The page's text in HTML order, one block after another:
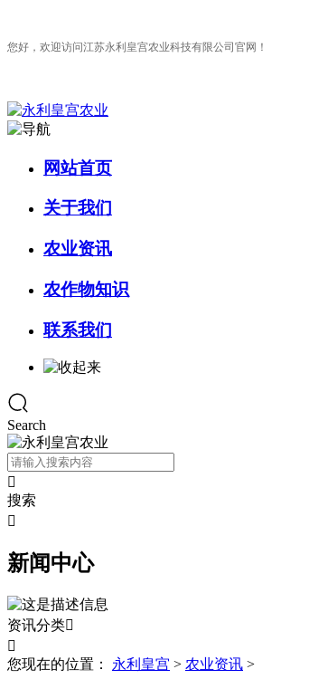
您好，欢迎访问江苏永利皇宫农业科技有限公司官网！
网站首页
关于我们
农业资讯
农作物知识
联系我们
Search

搜索

新闻中心
资讯分类

您现在的位置：
永利皇宫 > 农业资讯 >